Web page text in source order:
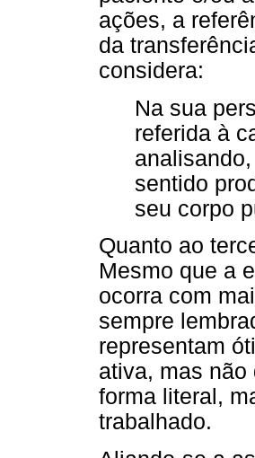
ações, a
da
considera:
Na sua
referida à
sentido
seu corpo
Quanto ao
Mesmo que a
ocorra com
sempre
representam
ativa, mas não
forma literal,
trabalhado.